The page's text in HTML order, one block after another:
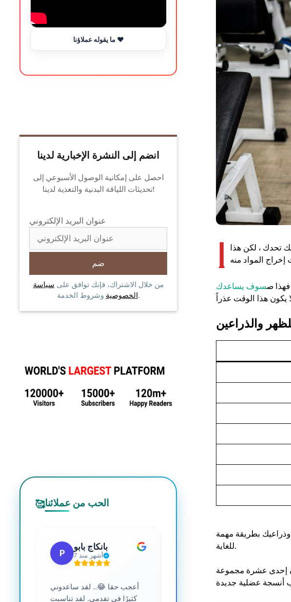
تحدك ، لكن هذا
فهذا ص
بطريقة مهمة
للغاية.
إحدى عشرة مجموعة
ما يقوله عملاؤنا ❤️ لممارسة التمارين 🔥
انضم إلى النشرة الإخبارية لدينا
احصل على إمكانية الوصول الأسبوعي إلى
تحديثات اللياقة البدنية والتغذية لدينا!
عنوان البريد الإلكتروني
من خلال الاشتراك، فإنك توافق على سياسة
الخصوصية وشروط الخدمة.
🥰الحب من عملائنا
P
بانكاج بابو
7 أشهر منذ
أعجب حقا 😂.. لقد ساعدوني
كثيرًا في تقدمي. لقد تناسبت
سانجاميش جي
خدمة ومعلومات احترافية عالية